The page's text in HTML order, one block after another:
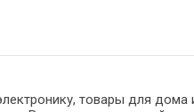
товары для